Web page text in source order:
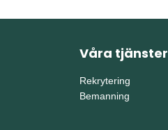
Våra tjänster
Rekrytering
Bemanning